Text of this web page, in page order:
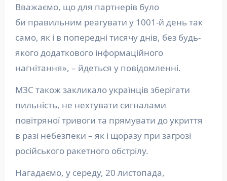
Вважаємо, що для партнерів було
би правильним реагувати у 1001-й день так
само, як і в попередні тисячу днів, без будь-
якого додаткового інформаційного
нагнітання», – йдеться у повідомленні.
МЗС також закликало українців зберігати
пильність, не нехтувати сигналами
повітряної тривоги та прямувати до укриття
в разі небезпеки – як і щоразу при загрозі
російського ракетного обстрілу.
Нагадаємо, у середу, 20 листопада,